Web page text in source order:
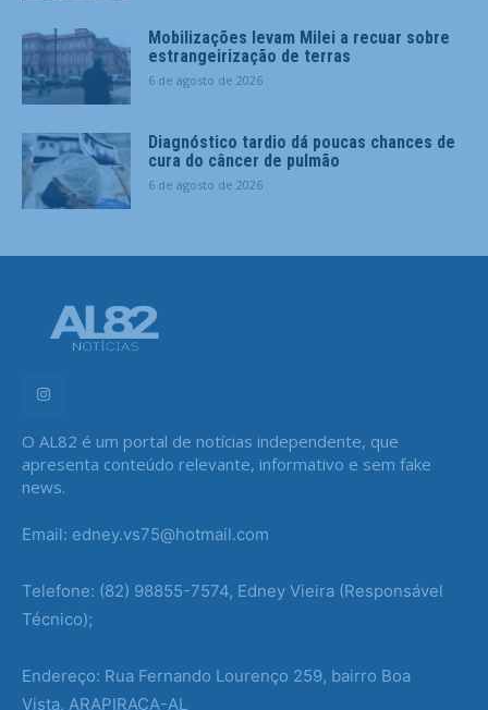
Mobilizações levam Milei a recuar sobre
estrangeirização de terras
6 de agosto de 2026
Diagnóstico tardio dá poucas chances de
cura do câncer de pulmão
6 de agosto de 2026
O AL82 é um portal de notícias independente, que
apresenta conteúdo relevante, informativo e sem fake
news.
Email: edney.vs75@hotmail.com
Telefone: (82) 98855-7574, Edney Vieira (Responsável
Técnico);
Endereço: Rua Fernando Lourenço 259, bairro Boa
Vista, ARAPIRACA-AL